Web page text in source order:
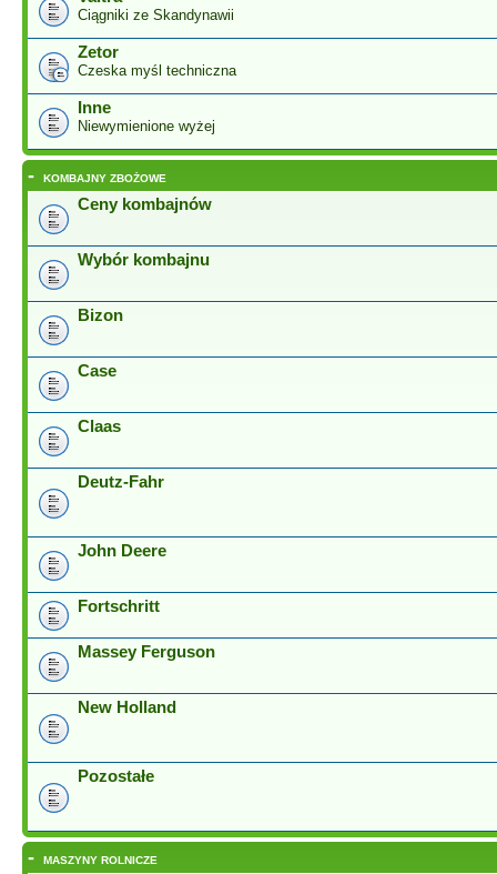
Ciągniki ze Skandynawii
Zetor
Czeska myśl techniczna
Inne
Niewymienione wyżej
- KOMBAJNY ZBOŻOWE
Ceny kombajnów
Wybór kombajnu
Bizon
Case
Claas
Deutz-Fahr
John Deere
Fortschritt
Massey Ferguson
New Holland
Pozostałe
- MASZYNY ROLNICZE